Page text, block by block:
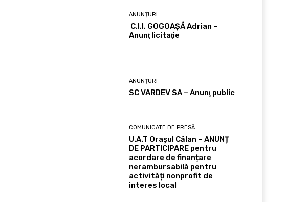
ANUNȚURI
C.I.I. GOGOAŞĂ Adrian –
Anunţ licitaţie
ANUNȚURI
SC VARDEV SA – Anunţ public
COMUNICATE DE PRESĂ
U.A.T Orașul Călan – ANUNȚ
DE PARTICIPARE pentru
acordare de finanțare
nerambursabilă pentru
activități nonprofit de
interes local